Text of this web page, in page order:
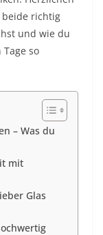
beide richtig
und wie du
so
– Was du
mit
Glas